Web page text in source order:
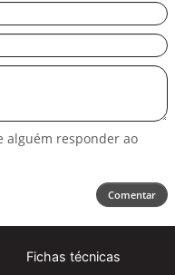
alguém responder ao
Comentar
Fichas técnicas